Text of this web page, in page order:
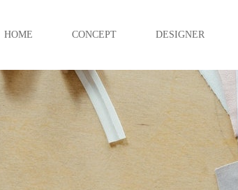
HOME CONCEPT DESIGNER